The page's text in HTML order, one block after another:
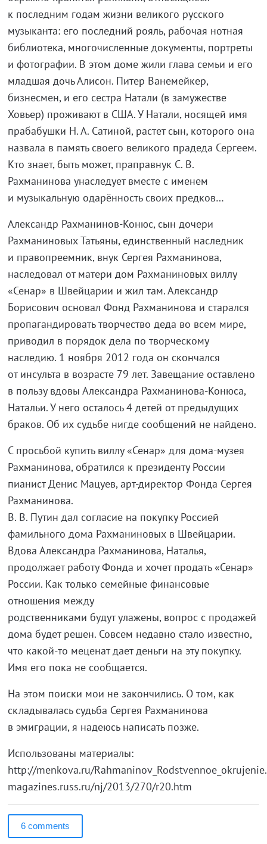
к последним годам жизни великого русского
музыканта: его последний рояль, рабочая нотная
библиотека, многочисленные документы, портреты
и фотографии. В этом доме жили глава семьи и его
младшая дочь Алисон. Питер Ванемейкер,
бизнесмен, и его сестра Натали (в замужестве
Ховьер) проживают в США. У Натали, носящей имя
прабабушки Н. А. Сатиной, растет сын, которого она
назвала в память своего великого прадеда Сергеем.
Кто знает, быть может, праправнук С. В.
Рахманинова унаследует вместе с именем
и музыкальную одарённость своих предков…
Александр Рахманинов-Конюс, сын дочери
Рахманиновых Татьяны, единственный наследник
и правопреемник, внук Сергея Рахманинова,
наследовал от матери дом Рахманиновых виллу
«Сенар» в Швейцарии и жил там. Александр
Борисович основал Фонд Рахманинова и старался
пропагандировать творчество деда во всем мире,
приводил в порядок дела по творческому
наследию. 1 ноября 2012 года он скончался
от инсульта в возрасте 79 лет. Завещание оставлено
в пользу вдовы Александра Рахманинова-Конюса,
Натальи. У него осталось 4 детей от предыдущих
браков. Об их судьбе нигде сообщений не найдено.
С просьбой купить виллу «Сенар» для дома-музея
Рахманинова, обратился к президенту России
пианист Денис Мацуев, арт-директор Фонда Сергея
Рахманинова.
В. В. Путин дал согласие на покупку Россией
фамильного дома Рахманиновых в Швейцарии.
Вдова Александра Рахманинова, Наталья,
продолжает работу Фонда и хочет продать «Сенар»
России. Как только семейные финансовые
отношения между
родственниками будут улажены, вопрос с продажей
дома будет решен. Совсем недавно стало известно,
что какой-то меценат дает деньги на эту покупку.
Имя его пока не сообщается.
На этом поиски мои не закончились. О том, как
складывалась судьба Сергея Рахманинова
в эмиграции, я надеюсь написать позже.
Использованы материалы:
http://menkova.ru/
magazines.russ.ru/nj/2013/270/r20.htm
6 comments